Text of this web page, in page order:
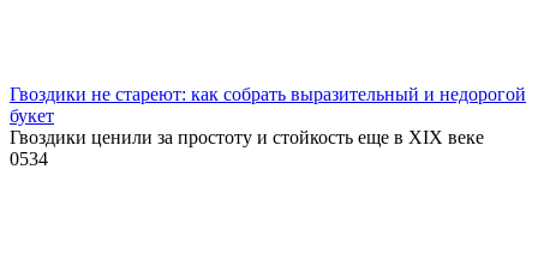
Гвоздики не стареют: как собрать выразительный и недорогой
букет
Гвоздики ценили за простоту и стойкость еще в XIX веке
0534